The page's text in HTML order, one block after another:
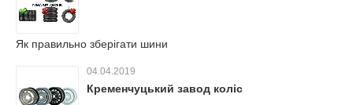
Як правильно зберігати шини
04.04.2019
Кременчуцький завод коліс